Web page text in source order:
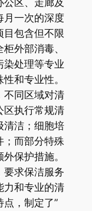
月一次的深度
目包含但不限
外部消毒、
染处理等专业
和专业性。
不同区域对清
区执行常规清
清洁；细胞培
；而部分特殊
保护措施。
要求保洁服务
力和专业的清
，制定了”